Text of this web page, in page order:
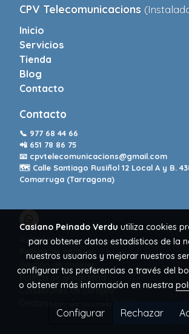
CPV Telecomunicacions
Inicio
Servicios
Tienda
Blog
Contacto
Contacto
📞 977 68 44 66
📲 651 78 86 75
📧 cpvtelecomunicacions@gmail.com
🗺️ Calle Santiago Rusiñol 12 Local A y B.
Comarruga (Tarragona)
Aviso legal
Política de cookies
Gestión de cookies
Política de privacidad
Condiciones de compra
Casiano Peinado Verdu utiliza cookies
para obtener datos estadísticos de la
nuestros usuarios y mejorar nuestros
configurar tus preferencias a través del
o obtener más información en nuestra
Configurar Rechazar